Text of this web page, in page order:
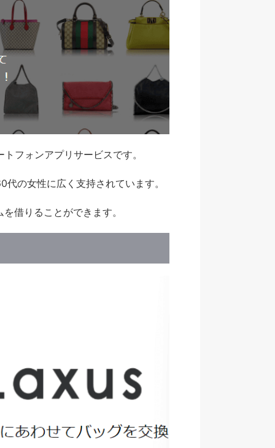
フォンアプリサービスです。
の女性に広く支持されています。
借りることができます。